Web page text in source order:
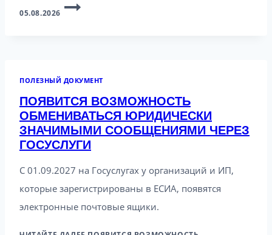
05.08.2026
ПОЛЕЗНЫЙ ДОКУМЕНТ
ПОЯВИТСЯ ВОЗМОЖНОСТЬ
ОБМЕНИВАТЬСЯ ЮРИДИЧЕСКИ
ЗНАЧИМЫМИ СООБЩЕНИЯМИ ЧЕРЕЗ
ГОСУСЛУГИ
С 01.09.2027 на Госуслугах у организаций и ИП,
которые зарегистрированы в ЕСИА, появятся
электронные почтовые ящики.